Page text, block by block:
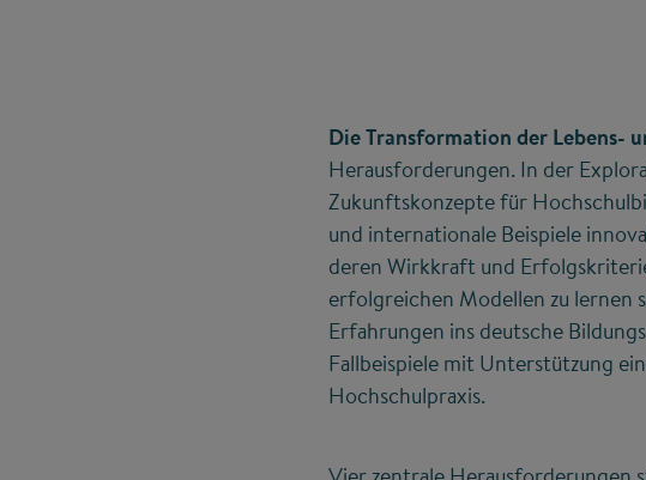
Die Transformation der Lebens-
Herausforderungen. In der
Zukunftskonzepte für
und internationale Beispiele
deren Wirkkraft und
erfolgreichen Modellen zu lernen
Erfahrungen ins deutsche
Fallbeispiele mit Unterstützung
Hochschulpraxis.